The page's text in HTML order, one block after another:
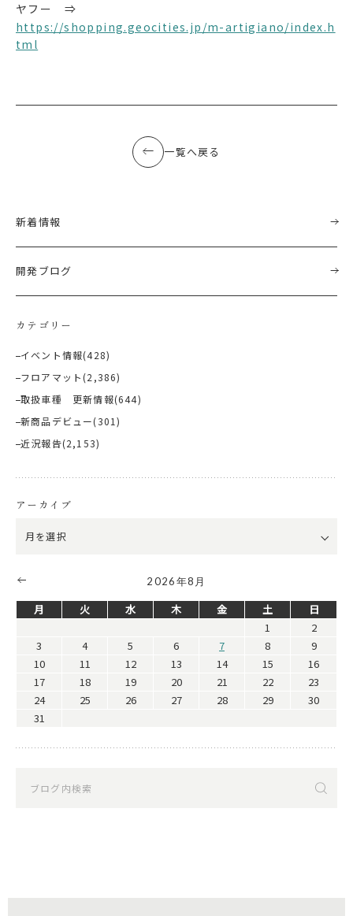
ヤフー ⇒
https://shopping.geocities.jp/m-artigiano/index.h
tml
一覧へ戻る
新着情報
開発ブログ
カテゴリー
イベント情報(428)
フロアマット (2,386)
取扱車種 更新情報(644)
新商品デビュー(301)
近況報告(2,153)
アーカイブ
2026年8月
月 火 水 木 金 土
日
1
2
3
4 5 6 7 8
9
10
11 12 13 14 15
16
17
18 19 20 21 22
23
24
25 26 27 28 29
30
31